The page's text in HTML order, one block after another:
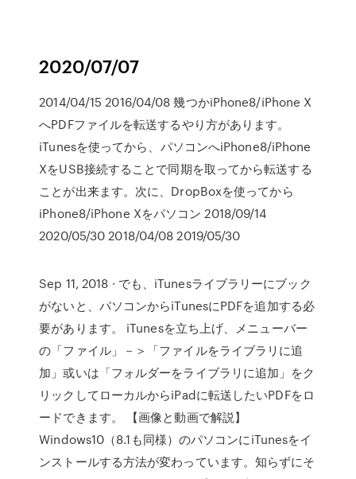
2020/07/07
2014/04/15 2016/04/08 幾つかiPhone8/iPhone X
へPDFファイルを転送するやり方があります。
iTunesを使ってから、パソコンへiPhone8/iPhone
XをUSB接続することで同期を取ってから転送する
ことが出来ます。次に、DropBoxを使ってから
iPhone8/iPhone Xをパソコン 2018/09/14
2020/05/30 2018/04/08 2019/05/30
Sep 11, 2018 · でも、iTunesライブラリーにブック
がないと、パソコンからiTunesにPDFを追加する必
要があります。 iTunesを立ち上げ、メニューバー
の「ファイル」－＞「ファイルをライブラリに追
加」或いは「フォルダーをライブラリに追加」をク
リックしてローカルからiPadに転送したいPDFをロ
ードできます。 【画像と動画で解説】
Windows10（8.1も同様）のパソコンにiTunesをイ
ンストールする方法が変わっています。知らずにそ